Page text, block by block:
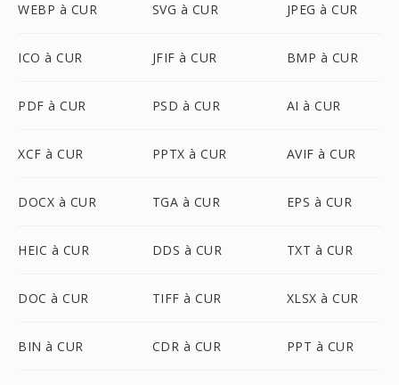
WEBP à CUR SVG à CUR JPEG à CUR
ICO à CUR JFIF à CUR BMP à CUR
PDF à CUR PSD à CUR AI à CUR
XCF à CUR PPTX à CUR AVIF à CUR
DOCX à CUR TGA à CUR EPS à CUR
HEIC à CUR DDS à CUR TXT à CUR
DOC à CUR TIFF à CUR XLSX à CUR
BIN à CUR CDR à CUR PPT à CUR